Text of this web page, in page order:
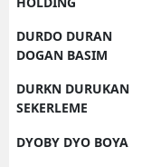
DURDO DURAN
DOGAN BASIM
DURKN DURUKAN
SEKERLEME
DYOBY DYO BOYA